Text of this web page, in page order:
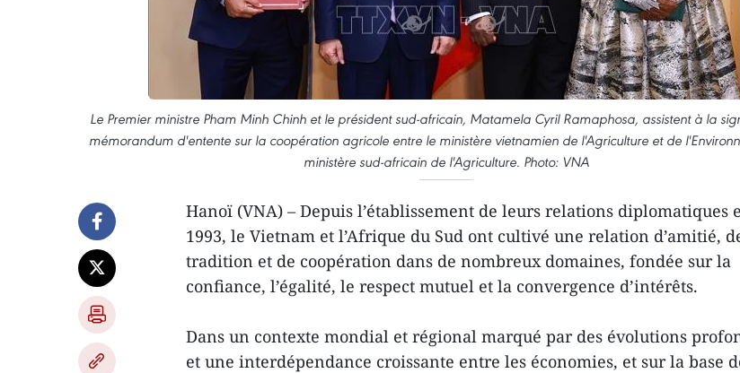
Le Premier ministre Pham Minh Chinh et le président sud-africain, Matamela Cyril Ramaphosa, assistent à la
mémorandum d'entente sur la coopération agricole entre le ministère vietnamien de l'Agriculture et de
ministère sud-africain de l'Agriculture. Photo: VNA
Hanoï (VNA) – Depuis l’établissement de leurs relations diplomatiques
1993, le Vietnam et l’Afrique du Sud ont cultivé une relation d’amitié,
tradition et de coopération dans de nombreux domaines, fondée sur la
confiance, l’égalité, le respect mutuel et la convergence d’intérêts.
Dans un contexte mondial et régional marqué par des évolutions
et une interdépendance croissante entre les économies, et sur la base